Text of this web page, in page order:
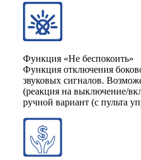
Функция «Не беспокоить»
Функция отключения
звуковых сигналов.
(реакция на выключение/
ручной вариант (с пульта